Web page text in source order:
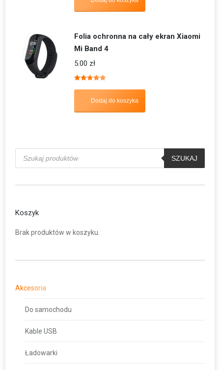
Folia ochronna na cały ekran Xiaomi
Mi Band 4
5.00 zł
Dodaj do koszyka
Wyszukiwarka
produktów
SZUKAJ
Koszyk
Brak produktów w koszyku.
Akcesoria
Do samochodu
Kable USB
Ładowarki